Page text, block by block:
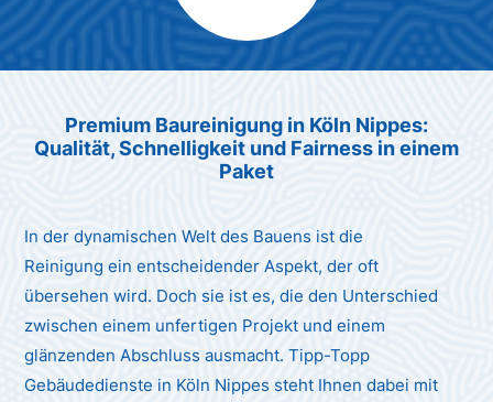
Max Mustermann
Premium Baureinigung in Köln Nippes:
Qualität, Schnelligkeit und Fairness in einem
Paket
In der dynamischen Welt des Bauens ist die
Reinigung ein entscheidender Aspekt, der oft
übersehen wird. Doch sie ist es, die den Unterschied
zwischen einem unfertigen Projekt und einem
glänzenden Abschluss ausmacht. Tipp-Topp
Gebäudedienste in Köln Nippes steht Ihnen dabei mit